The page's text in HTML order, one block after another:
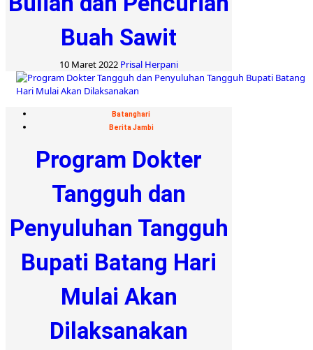
Buah Sawit
10 Maret 2022 Prisal Herpani
Batanghari
Berita Jambi
Program Dokter
Tangguh dan
Penyuluhan Tangguh
Bupati Batang Hari
Mulai Akan
Dilaksanakan